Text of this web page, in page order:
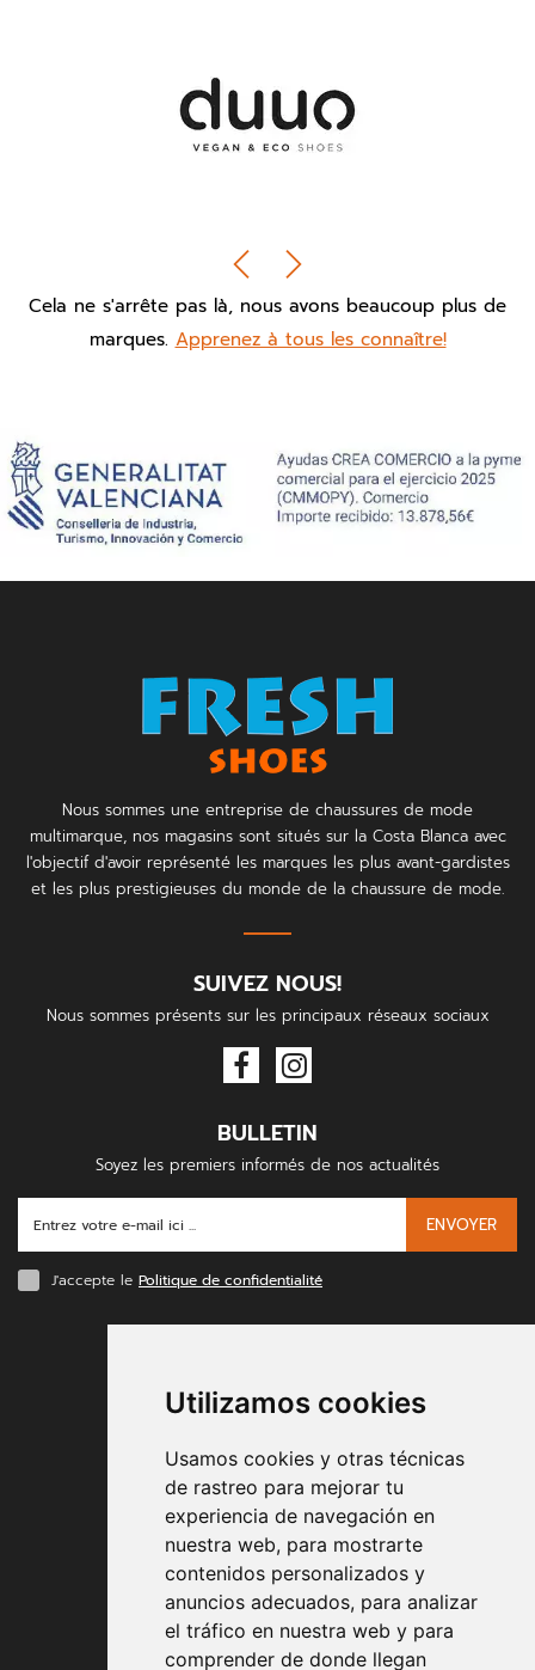
Utilizamos cookies
Usamos cookies y otras técnicas
de rastreo para mejorar tu
experiencia de navegación en
nuestra web, para mostrarte
contenidos personalizados y
anuncios adecuados, para analizar
el tráfico en nuestra web y para
comprender de donde llegan
Cela ne s'arrête pas là, nous avons beaucoup plus de
marques. Apprenez à tous les connaître!
Nous sommes une entreprise de chaussures de mode
multimarque, nos magasins sont situés sur la Costa Blanca avec
l'objectif d'avoir représenté les marques les plus avant-gardistes
et les plus prestigieuses du monde de la chaussure de mode.
SUIVEZ NOUS!
Nous sommes présents sur les principaux réseaux sociaux
BULLETIN
Soyez les premiers informés de nos actualités
ENVOYER
J'accepte le Politique de confidentialité
Conditions contractuelles
Expédition et remise